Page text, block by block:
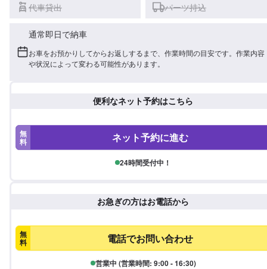
代車貸出 パーツ持込
通常即日で納車
お車をお預かりしてからお返しするまで、作業時間の目安です。作業内容
や状況によって変わる可能性があります。
便利なネット予約はこちら
無
料 ネット予約に進む
24時間受付中！
お急ぎの方はお電話から
無
料 電話でお問い合わせ
営業中 (営業時間: 9:00 - 16:30)